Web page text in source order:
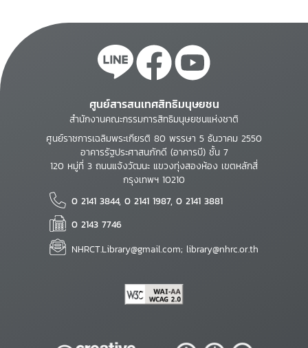
ศูนย์สารสนเทศสิทธิมนุษยชน
สำนักงานคณะกรรมการสิทธิมนุษยชนแห่งชาติ
ศูนย์ราชการเฉลิมพระเกียรติ 80 พรรษา 5 ธันวาคม 2550
อาคารรัฐประศาสนภักดี (อาคารบี) ชั้น 7
120 หมู่ที่ 3 ถนนแจ้งวัฒนะ แขวงทุ่งสองห้อง เขตหลักสี่
กรุงเทพฯ 10210
0 2141 3844, 0 2141 1987, 0 2141 3881
0 2143 7746
NHRCT.Library@gmail.com; library@nhrc.or.th